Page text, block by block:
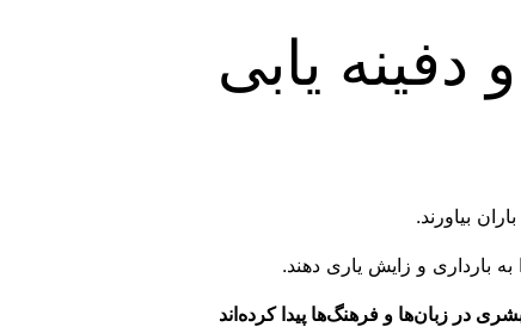
یابی
بیاورند.
بارداری و زایش یاری دهند.